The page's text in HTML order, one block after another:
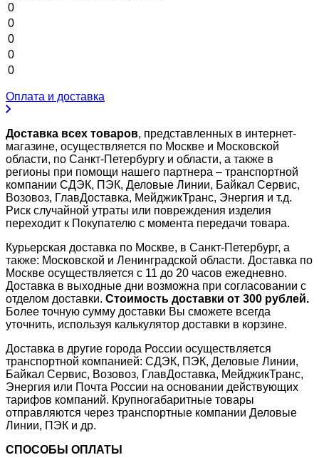
0
0
0
0
0
Оплата и доставка
Доставка всех товаров, представленных в интернет-
магазине, осуществляется по Москве и Московской
области, по Санкт-Петербургу и области, а также в
регионы при помощи нашего партнера – транспортной
компании СДЭК, ПЭК, Деловые Линии, Байкал Сервис,
Возовоз, ГлавДоставка, МейджикТранс, Энергия и т.д.
Риск случайной утраты или повреждения изделия
переходит к Покупателю с момента передачи товара.
Курьерская доставка по Москве, в Санкт-Петербург, а
также: Московской и Ленинградской области. Доставка по
Москве осуществляется с 11 до 20 часов ежедневно.
Доставка в выходные дни возможна при согласовании с
отделом доставки. Стоимость доставки от 300 рублей.
Более точную сумму доставки Вы сможете всегда
уточнить, используя калькулятор доставки в корзине.
Доставка в другие города России осуществляется
транспортной компанией: СДЭК, ПЭК, Деловые Линии,
Байкал Сервис, Возовоз, ГлавДоставка, МейджикТранс,
Энергия или Почта России на основании действующих
тарифов компаний. Крупногабаритные товары
отправляются через транспортные компании Деловые
Линии, ПЭК и др.
СПОСОБЫ ОПЛАТЫ